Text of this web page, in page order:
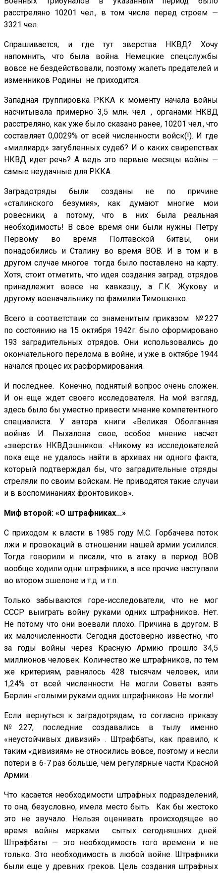
расстреляно 10201 чел., в том числе перед строем —
3321 чел.
Спрашивается, и где тут зверства НКВД? Хочу
напомнить, что была война. Немецкие спецслужбы
вовсе не бездействовали, поэтому жалеть предателей и
изменников Родины не приходится.
Западная группировка РККА к моменту начала войны
насчитывала примерно 3,5 млн. чел. , органами НКВД
расстреляно, как уже было сказано ранее, 10201 чел., что
составляет 0,0029% от всей численности войск(!). И где
«миллиард» загубленных судеб? И о каких свирепствах
НКВД идет речь? А ведь это первые месяцы войны —
самые неудачные для РККА.
Заградотряды были созданы не по причине
«сталинского безумия», как думают многие мои
ровесники, а потому, что в них была реальная
необходимость! В свое время они были нужны Петру
Первому во время Полтавской битвы, они
понадобились и Сталину во время ВОВ. И в том и в
другом случае многое тогда было поставлено на карту.
Хотя, стоит отметить, что идея создания заград. отрядов
принадлежит вовсе не кавказцу, а Г.К. Жукову и
другому военачальнику по фамилии Тимошенко.
Всего в соответствии со знаменитым приказом №227
по состоянию на 15 октября 1942г. было сформировано
193 заградительных отрядов. Они использовались до
окончательного перелома в войне, и уже в октябре 1944
начался процес их расформирования.
И последнее. Конечно, поднятый вопрос очень сложен.
И он еще ждет своего исследователя. На мой взгляд,
здесь было бы уместно привести мнение компетентного
специалиста. У автора книги «Великая Оболганная
война» И. Пыхалова свое, особое мнение насчет
«зверств» НКВДэшников: «Никому из исследователей
пока еще не удалось найти в архивах ни одного факта,
который подтверждал бы, что заградительные отряды
стреляли по своим войскам. Не приводятся такие случаи
и в воспоминаниях фронтовиков».
Миф второй: «О штрафниках...»
С приходом к власти в 1985 году М.С. Горбачева поток
лжи и провокаций в отношении нашей армии усилился.
Тогда говорили и писали, что в атаку в период ВОВ
вообще ходили одни штрафники, а все прочие наступали
во втором эшелоне и т.д. и т.п.
Только забываются горе-исследователи, что не мог
СССР выиграть войну руками одних штрафников. Нет.
Не потому что они воевали плохо. Причина в другом. В
их малочисленности. Сегодня достоверно известно, что
за годы войны через Красную Армию прошло 34,5
миллионов человек. Количество же штрафников, по тем
же критериям, равнялось 428 тысячам человек, или
1,24% от всей численности. Не могли Советы взять
Берлин «голыми руками одних штрафников». Не могли!
Если вернуться к заградотрядам, то согласно приказу
№227, последние создавались в тылу именно
«неустойчивых дивизий» . Штрафбаты, как правило, к
таким «дивизиям» не относились вовсе, поэтому и несли
потери в 6-7 раз больше, чем регулярные части Красной
Армии.
Что касается необходимости штрафных подразделений,
то она, безусловно, имела место быть. Как бы жестоко
это не звучало. Нельзя оценивать происходящее во
время войны мерками сытых сегодняшних дней.
Штрафбаты — это необходимость того времени и не
только. Это необходимость в любой войне. Штрафники
были еще у древних греков. Цель создания штрафных